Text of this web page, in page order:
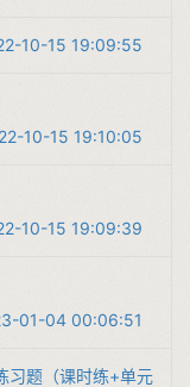
10-15 19:09:55
10-15 19:10:05
10-15 19:09:39
01-04 00:06:51
习题（课时练+单元